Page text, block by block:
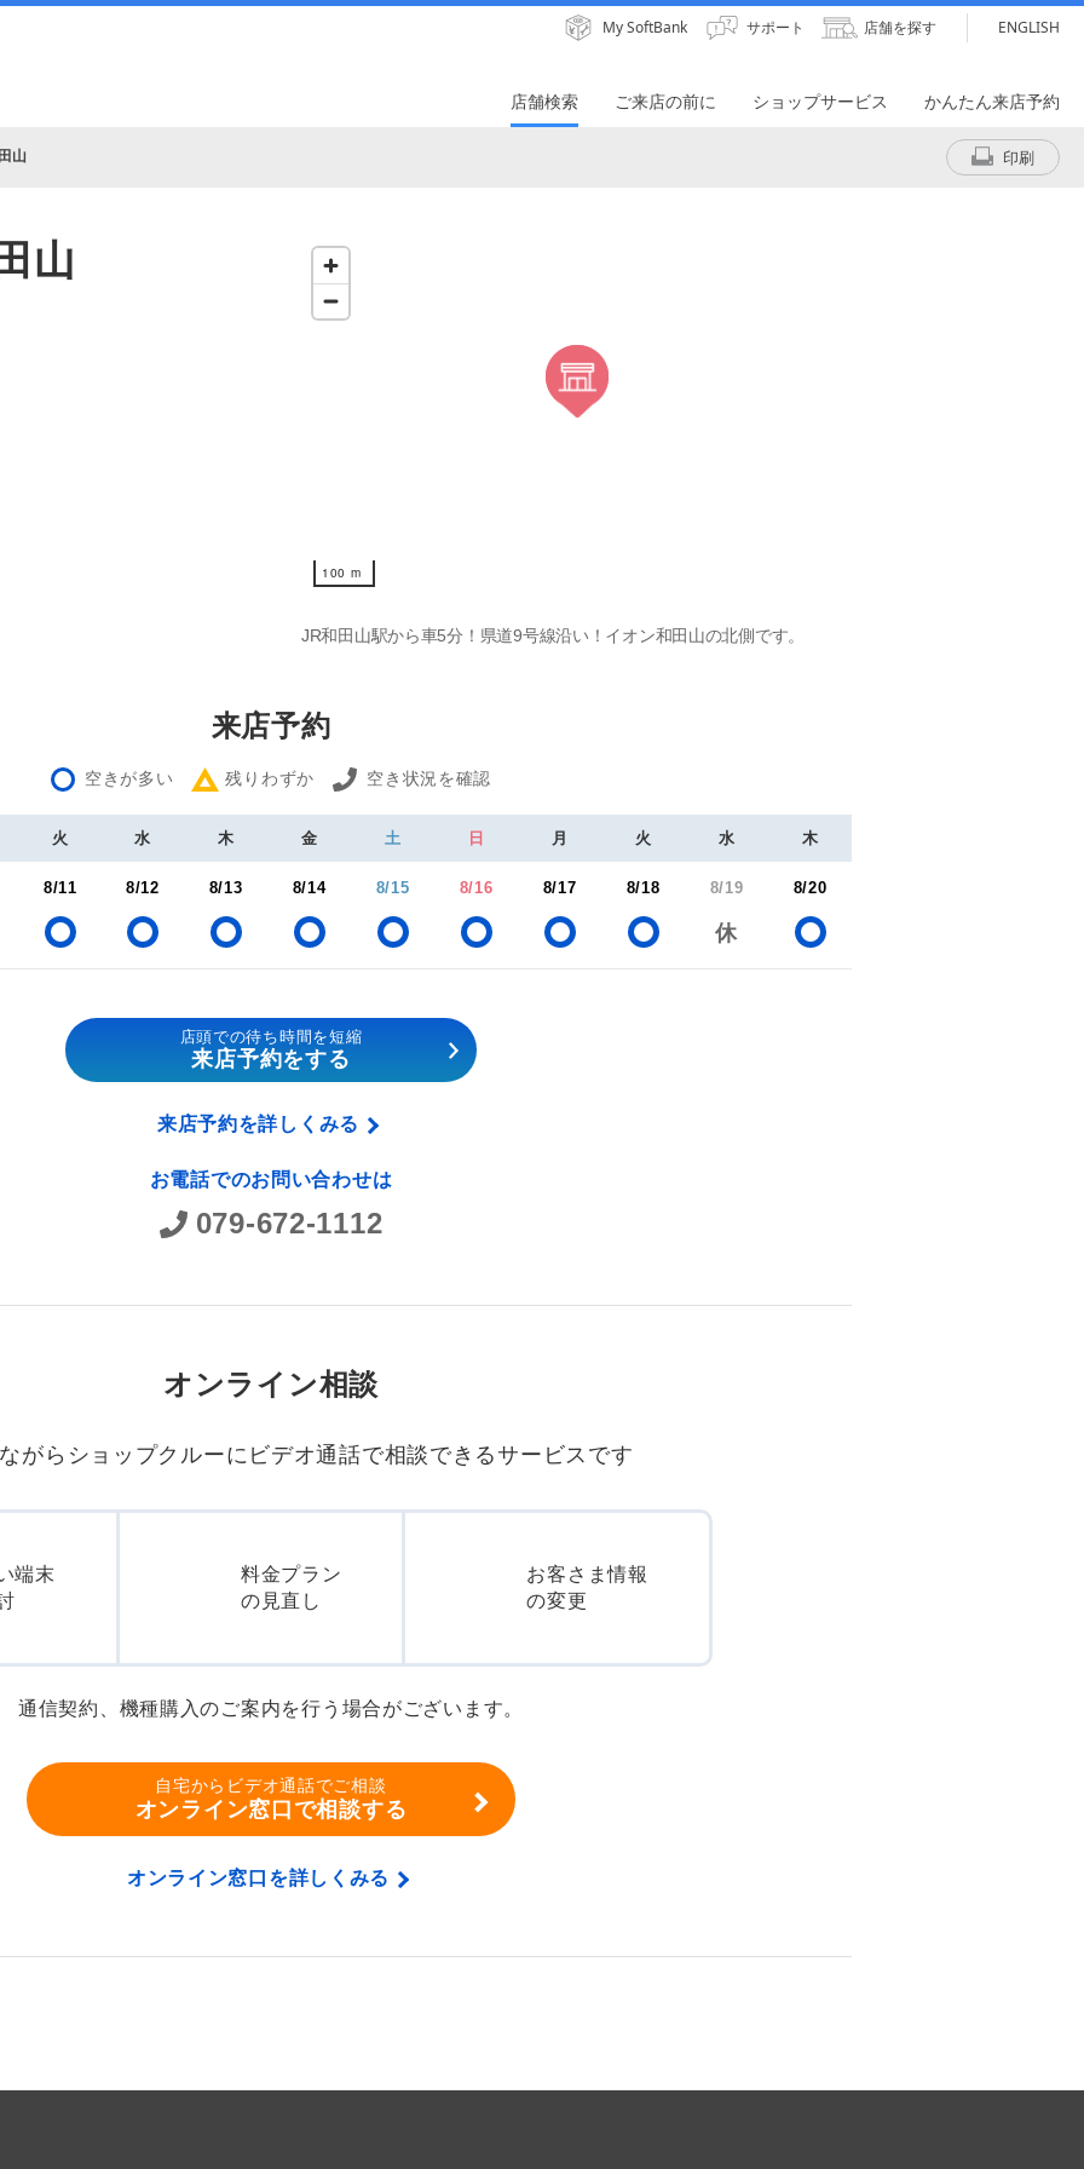
My SoftBank サポート 店舗を探す ENGLISH
店舗検索 ご来店の前に ショップサービス かんたん来店予約
山 印刷
山
100 m
100 m
JR和田山駅から車5分！県道9号線沿い！イオン和田山の北側です。
来店予約
空きが多い 残りわずか 空き状況を確認
火 水 木 金 土 日 月 火 水 木
8/11 8/12 8/13 8/14 8/15 8/16 8/17 8/18 8/19 8/20
店頭での待ち時間を短縮
来店予約をする
来店予約を詳しくみる
お電話でのお問い合わせは
079-672-1112
オンライン相談
がらショップクルーに ビデオ通話で相談できるサービスです
端末
料金プラン
の見直し
お客さま情報
の変更
通信契約、機種購入のご案内を行う場合がございます。
自宅からビデオ通話でご相談
オンライン窓口で相談する
オンライン窓口を詳しくみる